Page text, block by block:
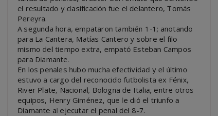
el resultado y clasificación fue el delantero, Tomás
Pereyra.
A segunda hora, empataron también 1-1; anotando
para La Cantera, Matías Cantero y sobre el filo
mismo del tiempo extra, empató Esteban Campos
para Diamante.
En los penales hubo mucha efectividad y el último
estuvo a cargo del reconocido futbolista ex Fénix,
River Plate, Nacional, Bologna de Italia, entre otros
equipos, Henry Giménez, que le dió el triunfo a
Diamante al ejecutar el penal del 8-7.